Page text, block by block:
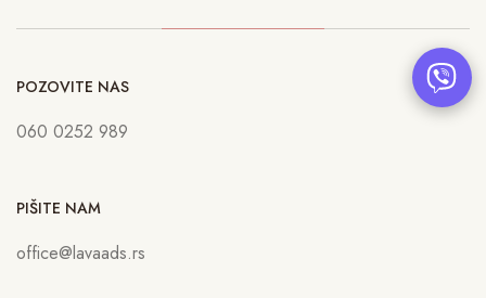
POZOVITE NAS
060 0252 989
PIŠITE NAM
office@lavaads.rs